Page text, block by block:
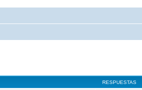
RESPUESTAS